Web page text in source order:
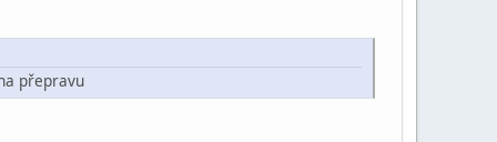
přepravu